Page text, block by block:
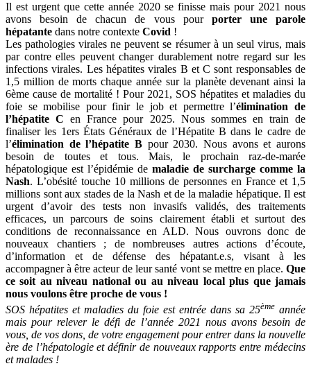
Il est urgent que cette année 2020 se finisse mais pour 2021 nous
avons besoin de chacun de vous pour porter une parole
hépatante dans notre contexte Covid !
Les pathologies virales ne peuvent se résumer à un seul virus, mais
par contre elles peuvent changer durablement notre regard sur les
infections virales. Les hépatites virales B et C sont responsables de
1,5 million de morts chaque année sur la planète devenant ainsi la
6ème cause de mortalité ! Pour 2021, SOS hépatites et maladies du
foie se mobilise pour finir le job et permettre l’élimination de
l’hépatite C en France pour 2025. Nous sommes en train de
finaliser les 1ers États Généraux de l’Hépatite B dans le cadre de
l’élimination de l’hépatite B pour 2030. Nous avons et aurons
besoin de toutes et tous. Mais, le prochain raz-de-marée
hépatologique est l’épidémie de maladie de surcharge comme la
Nash. L’obésité touche 10 millions de personnes en France et 1,5
millions sont aux stades de la Nash et de la maladie hépatique. Il est
urgent d’avoir des tests non invasifs validés, des traitements
efficaces, un parcours de soins clairement établi et surtout des
conditions de reconnaissance en ALD. Nous ouvrons donc de
nouveaux chantiers ; de nombreuses autres actions d’écoute,
d’information et de défense des hépatant.e.s, visant à les
accompagner à être acteur de leur santé vont se mettre en place. Que
ce soit au niveau national ou au niveau local plus que jamais
nous voulons être proche de vous !
SOS hépatites et maladies du foie est entrée dans sa 25ème année
mais pour relever le défi de l’année 2021 nous avons besoin de
vous, de vos dons, de votre engagement pour entrer dans la nouvelle
ère de l’hépatologie et définir de nouveaux rapports entre médecins
et malades !